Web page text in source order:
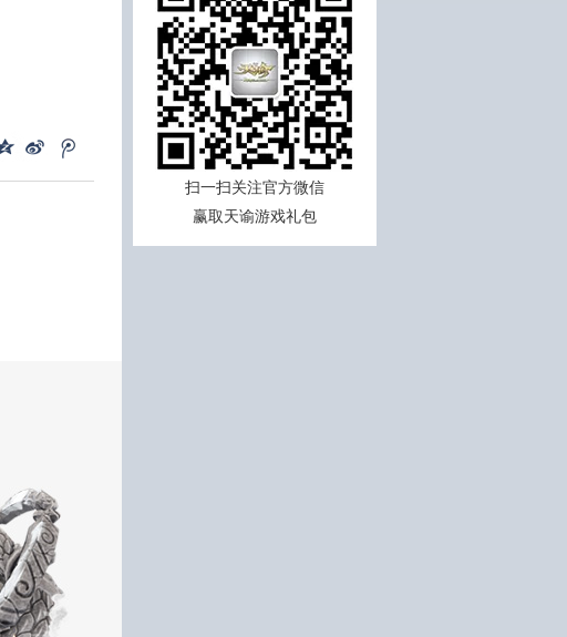
扫一扫关注官方微信
赢取天谕游戏礼包